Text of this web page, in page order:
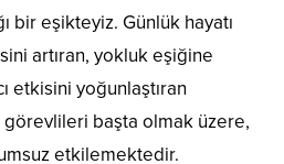
bir eşikteyiz. Günlük hayatı
artıran, yokluk eşiğine
etkisini yoğunlaştıran
görevlileri başta olmak üzere,
etkilemektedir.